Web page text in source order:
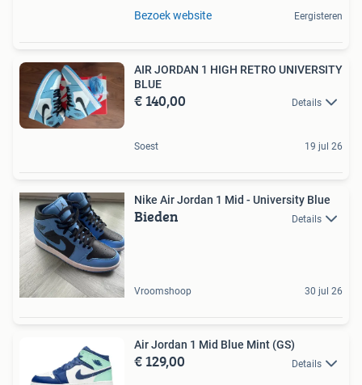
Bezoek website Eergisteren
AIR JORDAN 1 HIGH RETRO UNIVERSITY
BLUE
€ 140,00 Details
Soest 19 jul 26
Nike Air Jordan 1 Mid - University Blue
Bieden Details
Vroomshoop 30 jul 26
Air Jordan 1 Mid Blue Mint (GS)
€ 129,00 Details